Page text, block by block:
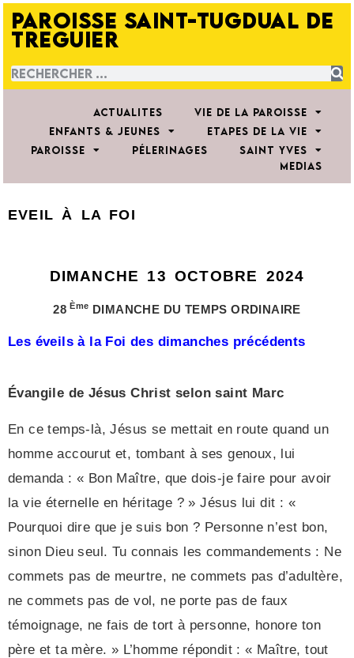
PAROISSE SAINT-TUGDUAL DE
TREGUIER
ACTUALITES
VIE DE LA PAROISSE
ENFANTS & JEUNES
ETAPES DE LA VIE
PAROISSE
PÉLERINAGES
SAINT YVES
MEDIAS
EVEIL À LA FOI
DIMANCHE 13 OCTOBRE 2024
28Ème DIMANCHE DU TEMPS ORDINAIRE
Les éveils à la Foi des dimanches précédents
Évangile de Jésus Christ selon saint Marc
En ce temps-là, Jésus se mettait en route quand un
homme accourut et, tombant à ses genoux, lui
demanda : « Bon Maître, que dois-je faire pour avoir
la vie éternelle en héritage ? » Jésus lui dit : «
Pourquoi dire que je suis bon ? Personne n’est bon,
sinon Dieu seul. Tu connais les commandements : Ne
commets pas de meurtre, ne commets pas d’adultère,
ne commets pas de vol, ne porte pas de faux
témoignage, ne fais de tort à personne, honore ton
père et ta mère. » L’homme répondit : « Maître, tout